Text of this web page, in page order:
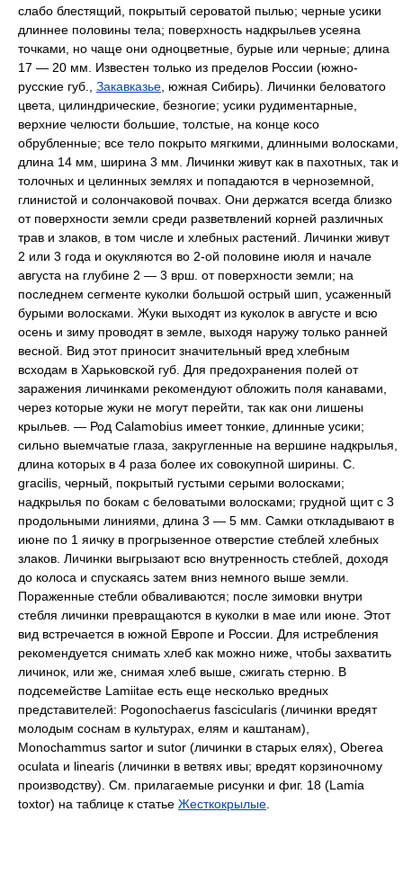
слабо блестящий, покрытый сероватой пылью; черные усики
длиннее половины тела; поверхность надкрыльев усеяна
точками, но чаще они одноцветные, бурые или черные; длина
17 — 20 мм. Известен только из пределов России (южно-
русские губ., Закавказье , южная Сибирь). Личинки беловатого
цвета, цилиндрические, безногие; усики рудиментарные,
верхние челюсти большие, толстые, на конце косо
обрубленные; все тело покрыто мягкими, длинными волосками,
длина 14 мм, ширина 3 мм. Личинки живут как в пахотных, так и
толочных и целинных землях и попадаются в черноземной,
глинистой и солончаковой почвах. Они держатся всегда близко
от поверхности земли среди разветвлений корней различных
трав и злаков, в том числе и хлебных растений. Личинки живут
2 или 3 года и окукляются во 2-ой половине июля и начале
августа на глубине 2 — 3 врш. от поверхности земли; на
последнем сегменте куколки большой острый шип, усаженный
бурыми волосками. Жуки выходят из куколок в августе и всю
осень и зиму проводят в земле, выходя наружу только ранней
весной. Вид этот приносит значительный вред хлебным
всходам в Харьковской губ. Для предохранения полей от
заражения личинками рекомендуют обложить поля канавами,
через которые жуки не могут перейти, так как они лишены
крыльев. — Род Calamobius имеет тонкие, длинные усики;
сильно выемчатые глаза, закругленные на вершине надкрылья,
длина которых в 4 раза более их совокупной ширины. С.
gracilis, черный, покрытый густыми серыми волосками;
надкрылья по бокам с беловатыми волосками; грудной щит с 3
продольными линиями, длина 3 — 5 мм. Самки откладывают в
июне по 1 яичку в прогрызенное отверстие стеблей хлебных
злаков. Личинки выгрызают всю внутренность стеблей, доходя
до колоса и спускаясь затем вниз немного выше земли.
Пораженные стебли обваливаются; после зимовки внутри
стебля личинки превращаются в куколки в мае или июне. Этот
вид встречается в южной Европе и России. Для истребления
рекомендуется снимать хлеб как можно ниже, чтобы захватить
личинок, или же, снимая хлеб выше, сжигать стерню. В
подсемействе Lamiitae есть еще несколько вредных
представителей: Pogonochaerus fascicularis (личинки вредят
молодым соснам в культурах, елям и каштанам),
Monochammus sartor и sutor (личинки в старых елях), Oberea
oculata и linearis (личинки в ветвях ивы; вредят корзиночному
производству). См. прилагаемые рисунки и фиг. 18 (Lamia
toxtor) на таблице к статье Жесткокрылые